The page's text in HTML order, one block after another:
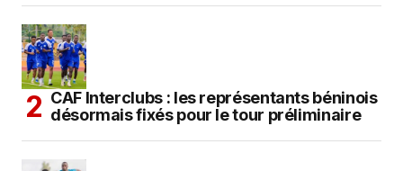
CAF Interclubs : les représentants béninois
désormais fixés pour le tour préliminaire